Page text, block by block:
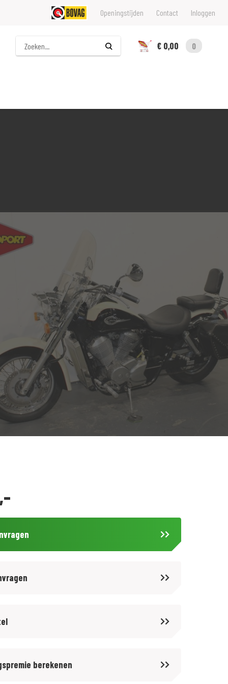
Openingstijden Contact Inloggen
Zoeken
€ 0,00
0
berekenen